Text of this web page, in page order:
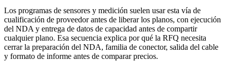
Los programas de sensores y medición suelen usar esta vía de
cualificación de proveedor antes de liberar los planos, con ejecución
del NDA y entrega de datos de capacidad antes de compartir
cualquier plano. Esa secuencia explica por qué la RFQ necesita
cerrar la preparación del NDA, familia de conector, salida del cable
y formato de informe antes de comparar precios.